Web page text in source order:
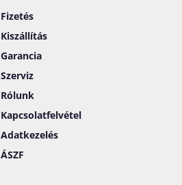
Fizetés
Kiszállítás
Garancia
Szerviz
Rólunk
Kapcsolatfelvétel
Adatkezelés
ÁSZF